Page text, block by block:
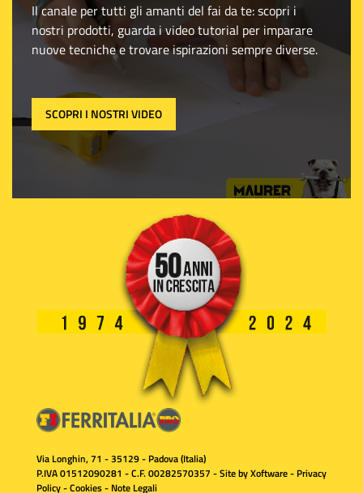
Il canale per tutti gli amanti del fai da te: scopri i
nostri prodotti, guarda i video tutorial per imparare
nuove tecniche e trovare ispirazioni sempre diverse.
SCOPRI I NOSTRI VIDEO
Via Longhin, 71 - 35129 - Padova (Italia)
P.IVA 01512090281 - C.F. 00282570357 - Site byXoftware- Privacy
Policy-Cookies- Note Legali